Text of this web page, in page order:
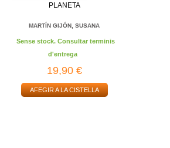
PLANETA
MARTÍN GIJÓN, SUSANA
Sense stock. Consultar terminis
d'entrega
19,90 €
AFEGIR A LA CISTELLA